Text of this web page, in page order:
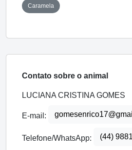
Caramela
Contato sobre o animal
LUCIANA CRISTINA GOMES
E-mail:
Telefone/WhatsApp: (44)